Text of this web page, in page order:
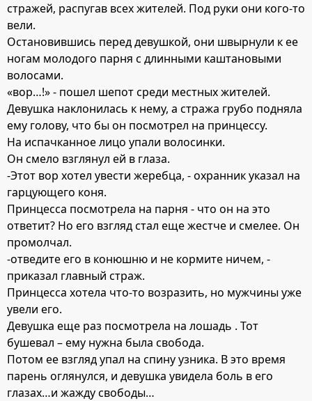
стражей, распугав всех жителей. Под руки они кого-то
вели.
Остановившись перед девушкой, они швырнули к ее
ногам молодого парня с длинными каштановыми
волосами.
«вор…!» - пошел шепот среди местных жителей.
Девушка наклонилась к нему, а стража грубо подняла
ему голову, что бы он посмотрел на принцессу.
На испачканное лицо упали волосинки.
Он смело взглянул ей в глаза.
-Этот вор хотел увести жеребца, - охранник указал на
гарцующего коня.
Принцесса посмотрела на парня - что он на это
ответит? Но его взгляд стал еще жестче и смелее. Он
промолчал.
-отведите его в конюшню и не кормите ничем, -
приказал главный страж.
Принцесса хотела что-то возразить, но мужчины уже
увели его.
Девушка еще раз посмотрела на лошадь . Тот
бушевал – ему нужна была свобода.
Потом ее взгляд упал на спину узника. В это время
парень оглянулся, и девушка увидела боль в его
глазах…и жажду свободы…